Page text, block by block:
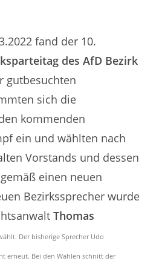
fand der 10.
des AfD Bezirk
gutbesuchten
sich die
kommenden
ein und wählten nach
Vorstands und dessen
einen neuen
Bezirkssprecher wurde
Thomas
Der bisherige Sprecher Udo
erneut. Bei den Wahlen schnitt der